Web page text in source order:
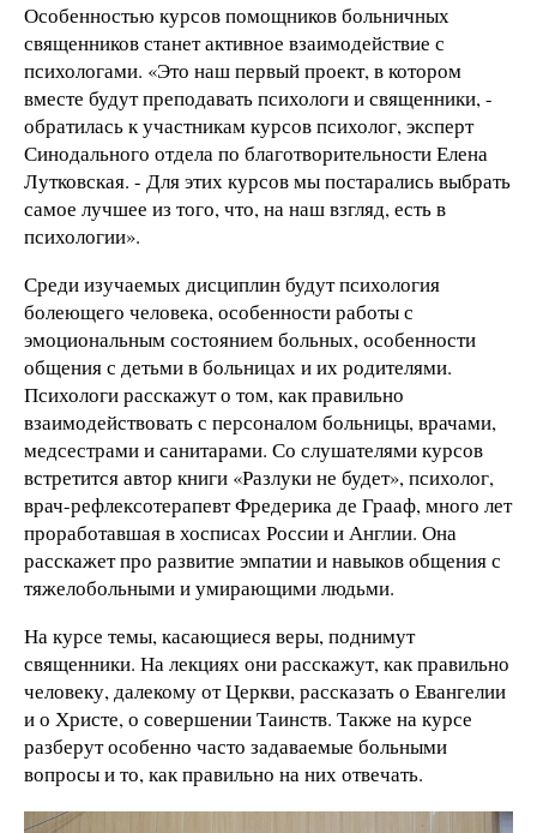
Особенностью курсов помощников больничных
священников станет активное взаимодействие с
психологами. «Это наш первый проект, в котором
вместе будут преподавать психологи и священники, -
обратилась к участникам курсов психолог, эксперт
Синодального отдела по благотворительности Елена
Лутковская. - Для этих курсов мы постарались выбрать
самое лучшее из того, что, на наш взгляд, есть в
психологии».
Среди изучаемых дисциплин будут психология
болеющего человека, особенности работы с
эмоциональным состоянием больных, особенности
общения с детьми в больницах и их родителями.
Психологи расскажут о том, как правильно
взаимодействовать с персоналом больницы, врачами,
медсестрами и санитарами. Со слушателями курсов
встретится автор книги «Разлуки не будет», психолог,
врач-рефлексотерапевт Фредерика де Грааф, много лет
проработавшая в хосписах России и Англии. Она
расскажет про развитие эмпатии и навыков общения с
тяжелобольными и умирающими людьми.
На курсе темы, касающиеся веры, поднимут
священники. На лекциях они расскажут, как правильно
человеку, далекому от Церкви, рассказать о Евангелии
и о Христе, о совершении Таинств. Также на курсе
разберут особенно часто задаваемые больными
вопросы и то, как правильно на них отвечать.